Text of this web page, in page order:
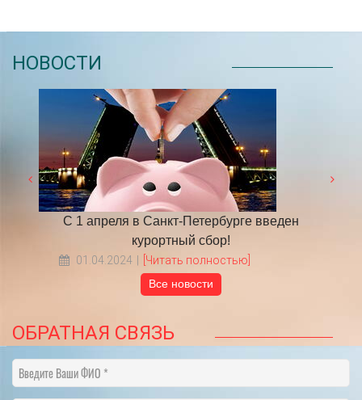
НОВОСТИ
С 1 апреля в Санкт-Петербурге введен
курортный сбор!
01.04.2024 [Читать полностью]
Все новости
ОБРАТНАЯ СВЯЗЬ
Введите Ваши ФИО